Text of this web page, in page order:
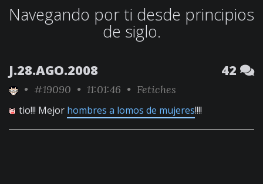
Navegando por ti desde principios
de siglo.
J.28.AGO.2008 42
• #19090 • 11:01:46 • Fetiches
tio!!! Mejor hombres a lomos de mujeres!!!!